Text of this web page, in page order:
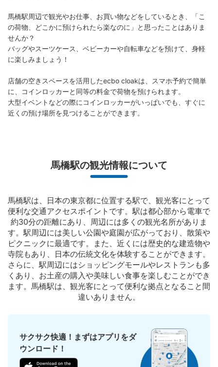
馬橋駅周辺で観光やお仕事、お買い物などをしているとき、「こ
の荷物、どこかに預けられたら楽なのに」と思ったことはありま
せんか？
バッグやスーツケース、ベビーカーや自転車などを預けて、身軽
に楽しみましょう！
店舗の空きスペースを活用したecbo cloakは、スマホ予約で簡単
に、コインロッカーと同等の料金で荷物を預けられます。
大型イベントなどの際にコインロッカーがいっぱいでも、すぐに
近くの預け場所を見つけることができます。
馬橋駅の観光情報について
馬橋駅は、日本の東京都に位置する駅で、観光客にとって
便利な交通アクセスポイントです。駅は都心部から電車で
約30分の距離にあり、周辺には多くの観光名所がありま
す。駅周辺には美しい公園や庭園が広がっており、散策や
ピクニックに最適です。また、近くには歴史的な建造物や
寺院もあり、日本の伝統文化を体験することができます。
さらに、駅周辺にはショッピングモールやレストランも多
くあり、お土産の購入や美味しい食事を楽しむことができ
ます。馬橋駅は、観光客にとって便利な拠点となること間
違いありません。
サクサク快適！まずはアプリをダ
ウンロード！